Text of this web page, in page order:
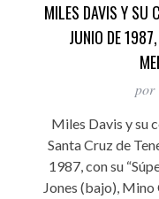
MILES DAVIS Y SU
JUNIO DE
por
Miles Davis y su
Santa Cruz de
1987, con su
Jones (bajo),